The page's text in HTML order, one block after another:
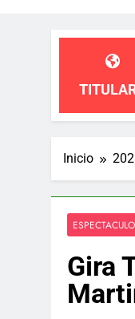
a las diviciones
Inicio
Gira